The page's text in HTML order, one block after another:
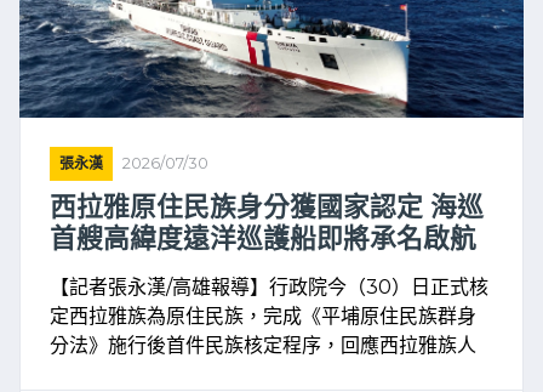
張永漢 2026/07/30
西拉雅原住民族身分獲國家認定 海巡
首艘高緯度遠洋巡護船即將承名啟航
【記者張永漢/高雄報導】行政院今（30）日正式核
定西拉雅族為原住民族，完成《平埔原住民族群身
分法》施行後首件民族核定程序，回應西拉雅族人